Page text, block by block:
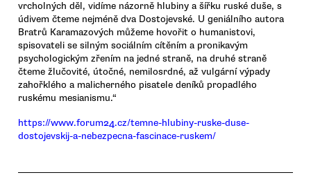
vrcholných děl, vidíme názorně hlubiny a šířku ruské duše, s
údivem čteme nejméně dva Dostojevské. U geniálního autora
Bratrů Karamazových můžeme hovořit o humanistovi,
spisovateli se silným sociálním cítěním a pronikavým
psychologickým zřením na jedné straně, na druhé straně
čteme žlučovité, útočné, nemilosrdné, až vulgární výpady
zahořklého a malicherného pisatele deníků propadlého
ruskému mesianismu.“
https://www.forum24.cz/temne-hlubiny-ruske-duse-
dostojevskij-a-nebezpecna-fascinace-ruskem/